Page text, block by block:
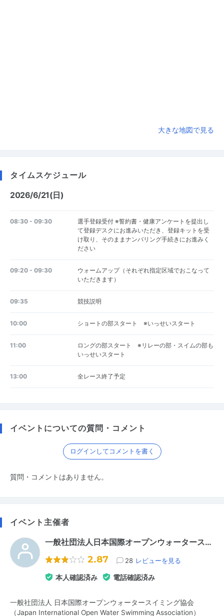
大きな地図で見る
タイムスケジュール
2026/6/21(日)
08:30 - 09:30
選手登録受付 ※誓約書・健康アンケートを提出し
て登録デスクにお進みいただき、登録キットを受
け取り、そのままナンバリング手続きにお進みく
ださい
09:20 - 09:30
ウォームアップ（それぞれ指定区域でおこなって
いただきます）
09:35 競技説明
10:00 ショートの部スタート ※いっせいスタート
11:00
ロングの部スタート ※リレーの部・スイムの部も
いっせいスタート
13:00 全レース終了予定
イベントについての質問・コメント
ログインしてコメントを書く
質問・コメントはありません。
イベント主催者
一般社団法人日本国際オープンウォータース…
2.87 28 レビューを見る
本人確認済み 電話確認済み
一般社団法人 日本国際オープンウォータースイミング協会
（Japan International Open Water Swimming Association）